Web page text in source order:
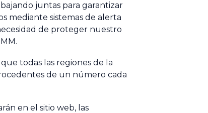
juntas para garantizar
mediante sistemas de alerta
de proteger nuestro
todas las regiones de la
de un número cada
en el sitio web, las